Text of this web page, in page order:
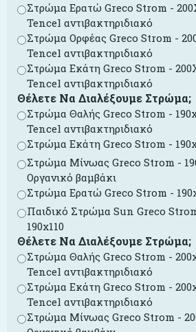
Στρώμα Ερατώ Greco Strom -
Tencel αντιβακτηριδιακό
Στρώμα Ορφέας Greco Strom -
Tencel αντιβακτηριδιακό
Στρώμα Εκάτη Greco Strom -
Tencel αντιβακτηριδιακό
Θέλετε Να Διαλέξουμε Στρώμα;
Στρώμα Θαλής Greco Strom -
Tencel αντιβακτηριδιακό
Στρώμα Εκάτη Greco Strom -
Στρώμα Μίνωας Greco Strom -
Οργανικό βαμβάκι
Στρώμα Ερατώ Greco Strom -
Παιδικό Στρώμα Sun Greco
190x110
Θέλετε Να Διαλέξουμε Στρώμα;
Στρώμα Θαλής Greco Strom -
Tencel αντιβακτηριδιακό
Στρώμα Εκάτη Greco Strom -
Tencel αντιβακτηριδιακό
Στρώμα Μίνωας Greco Strom -